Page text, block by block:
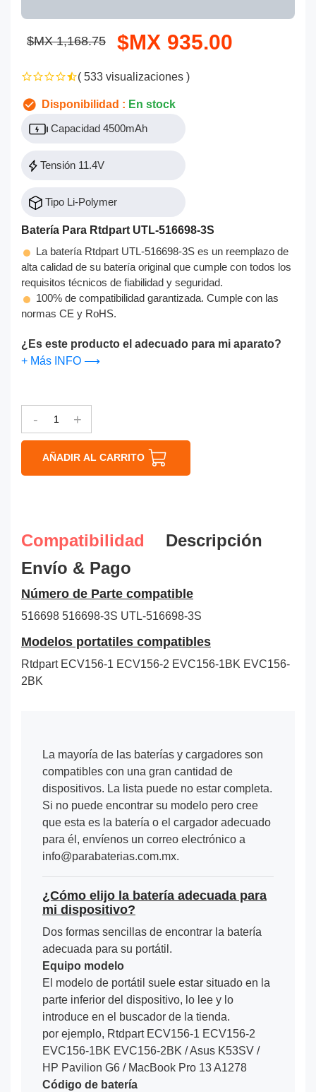
$MX 1,168.75 $MX 935.00
( 533 visualizaciones )
Disponibilidad : En stock
Capacidad 4500mAh
Tensión 11.4V
Tipo Li-Polymer
Batería Para Rtdpart UTL-516698-3S
La batería Rtdpart UTL-516698-3S es un reemplazo de
alta calidad de su batería original que cumple con todos los
requisitos técnicos de fiabilidad y seguridad.
100% de compatibilidad garantizada. Cumple con las
normas CE y RoHS.
¿Es este producto el adecuado para mi aparato?
+ Más INFO ⟶
- +
AÑADIR AL CARRITO
Compatibilidad
Descripción
Envío & Pago
Número de Parte compatible
516698 516698-3S UTL-516698-3S
Modelos portatiles compatibles
Rtdpart ECV156-1 ECV156-2 EVC156-1BK EVC156-
2BK
La mayoría de las baterías y cargadores son
compatibles con una gran cantidad de
dispositivos. La lista puede no estar completa.
Si no puede encontrar su modelo pero cree
que esta es la batería o el cargador adecuado
para él, envíenos un correo electrónico a
info@parabaterias.com.mx.
¿Cómo elijo la batería adecuada para
mi dispositivo?
Dos formas sencillas de encontrar la batería
adecuada para su portátil.
Equipo modelo
El modelo de portátil suele estar situado en la
parte inferior del dispositivo, lo lee y lo
introduce en el buscador de la tienda.
por ejemplo, Rtdpart ECV156-1 ECV156-2
EVC156-1BK EVC156-2BK / Asus K53SV /
HP Pavilion G6 / MacBook Pro 13 A1278
Código de batería